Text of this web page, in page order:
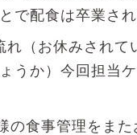
で配食は卒業さ
れ（お休みされて
うか）今回担当
の食事管理をま